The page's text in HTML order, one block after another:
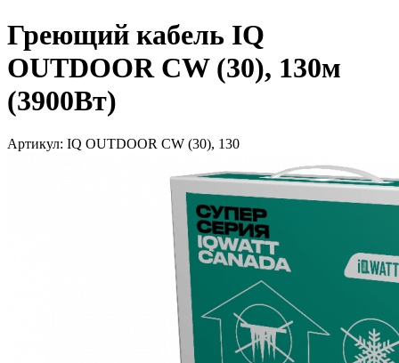
Греющий кабель IQ
OUTDOOR CW (30), 130м
(3900Вт)
Артикул: IQ OUTDOOR CW (30), 130